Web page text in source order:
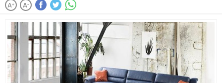
A+ A-